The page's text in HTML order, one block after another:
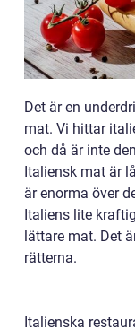
Det är en
mat. Vi hittar
och då är inte
Italiensk mat är
är enorma över
Italiens lite
lättare mat. Det
rätterna.
Italienska